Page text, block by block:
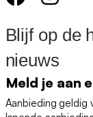
Blijf op de
nieuws
Meld je aan
Aanbieding geldig